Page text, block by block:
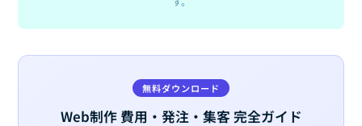
無料ダウンロード
Web制作 費用・発注・集客 完全ガイド